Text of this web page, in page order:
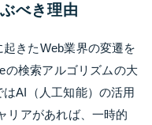
べき理由
きたWeb業界の変遷を
の検索アルゴリズムの大
AI（人工知能）の活用
リアがあれば、一時的